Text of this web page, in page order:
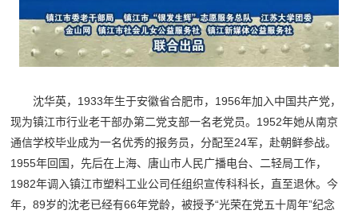
沈华英，1933年生于安徽省合肥市，1956年加入中国共产党，
现为镇江市行业老干部办第二党支部一名老党员。1952年她从南京
通信学校毕业成为一名优秀的报务员，分配至24军，赴朝鲜参战。
1955年回国，先后在上海、唐山市人民广播电台、二轻局工作，
1982年调入镇江市塑料工业公司任组织宣传科科长，直至退休。今
年，89岁的沈老已经有66年党龄，被授予“光荣在党五十周年”纪念